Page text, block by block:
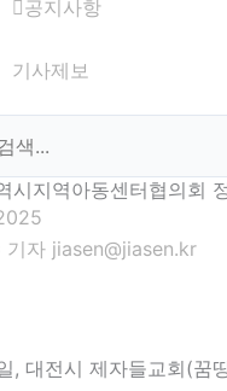
공지사항
기사제보
시지역아동센터협의회
기자 jiasen@jiasen.kr
, 대전시 제자들교회(꿈